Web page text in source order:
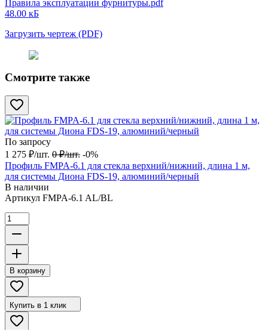
Правила эксплуатации фурнитуры.pdf
48.00 кБ
Загрузить чертеж (PDF)
Смотрите также
По запросу
1 275 ₽/шт. 0 ₽/шт. -0%
Профиль FMPA-6.1 для стекла верхний/нижний, длина 1 м,
для системы Диона FDS-19, алюминий/черный
В наличии
Артикул FMPA-6.1 AL/BL
В корзину
Купить в 1 клик